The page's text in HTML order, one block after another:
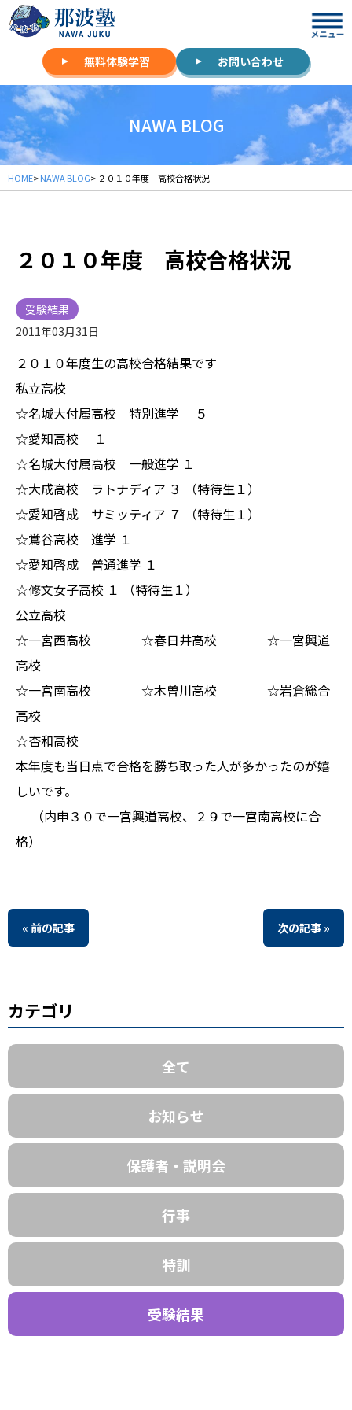
無料体験学習 お問い合わせ
NAWA BLOG
HOME>NAWA BLOG> ２０１０年度 高校合格状況
２０１０年度 高校合格状況
受験結果
2011年03月31日
２０１０年度生の高校合格結果です
私立高校
☆名城大付属高校 特別進学 ５
☆愛知高校 １
☆名城大付属高校 一般進学 １
☆大成高校 ラトナディア ３ （特待生１）
☆愛知啓成 サミッティア ７ （特待生１）
☆鴬谷高校 進学 １
☆愛知啓成 普通進学 １
☆修文女子高校 １ （特待生１）
公立高校
☆一宮西高校 ☆春日井高校 ☆一宮興道
高校
☆一宮南高校 ☆木曽川高校 ☆岩倉総合
高校
☆杏和高校
本年度も当日点で合格を勝ち取った人が多かったのが嬉
しいです。
（内申３０で一宮興道高校、２９で一宮南高校に合
格）
« 前の記事 次の記事 »
カテゴリ
全て
お知らせ
保護者・説明会
行事
特訓
受験結果